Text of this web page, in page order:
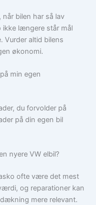
bilen har så lav
længere står mål
Vurder altid bilens
økonomi.
min egen
du forvolder på
på din egen bil
nyere VW elbil?
ofte være det mest
og reparationer kan
mere relevant.